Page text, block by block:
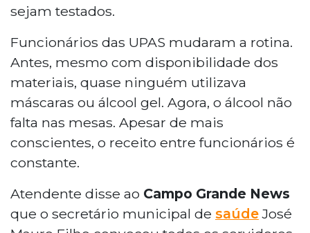
sejam testados.
Funcionários das UPAS mudaram a rotina.
Antes, mesmo com disponibilidade dos
materiais, quase ninguém utilizava
máscaras ou álcool gel. Agora, o álcool não
falta nas mesas. Apesar de mais
conscientes, o receito entre funcionários é
constante.
Atendente disse ao Campo Grande News
que o secretário municipal de saúdeJosé